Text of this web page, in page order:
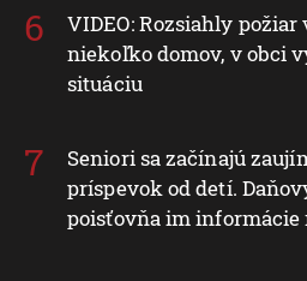
VIDEO: Rozsiahly
niekoľko domov, v obci
situáciu
Seniori sa začínajú
príspevok od detí.
poisťovňa im informácie